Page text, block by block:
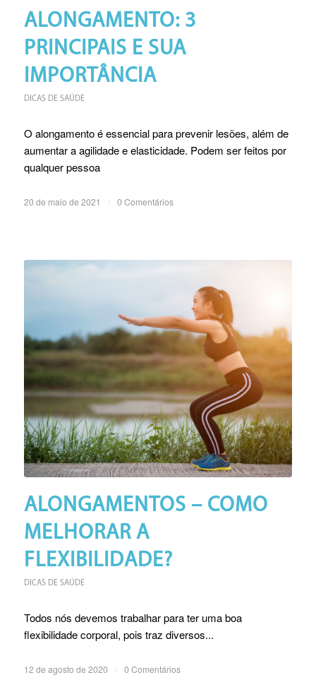
ALONGAMENTO: 3
PRINCIPAIS E SUA
IMPORTÂNCIA
DICAS DE SAÚDE
O alongamento é essencial para prevenir lesões, além de
aumentar a agilidade e elasticidade. Podem ser feitos por
qualquer pessoa
20 de maio de 2021 0 Comentários
ALONGAMENTOS – COMO
MELHORAR A
FLEXIBILIDADE?
DICAS DE SAÚDE
Todos nós devemos trabalhar para ter uma boa
flexibilidade corporal, pois traz diversos...
12 de agosto de 2020 0 Comentários